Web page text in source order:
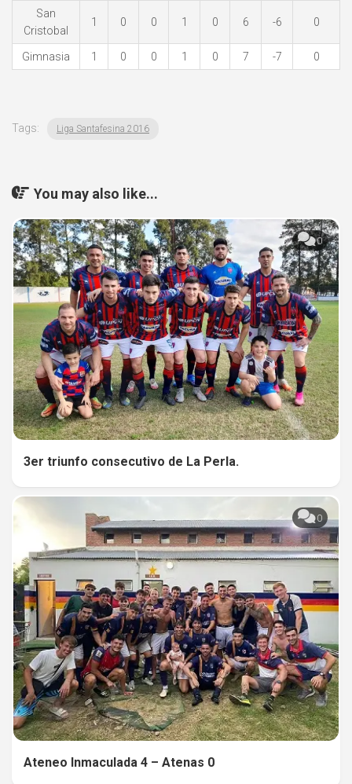
San
Cristobal
1 0 0 1 0 6 -6 0
Gimnasia 1 0 0 1 0 7 -7 0
Tags: Liga Santafesina 2016
You may also like...
0
3er triunfo consecutivo de La Perla.
0
Ateneo Inmaculada 4 – Atenas 0